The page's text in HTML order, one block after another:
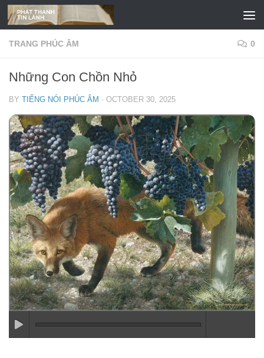
Skip to content
TRANG PHÚC ÂM 0
Những Con Chồn Nhỏ
BY TIẾNG NÓI PHÚC ÂM · OCTOBER 30, 2025